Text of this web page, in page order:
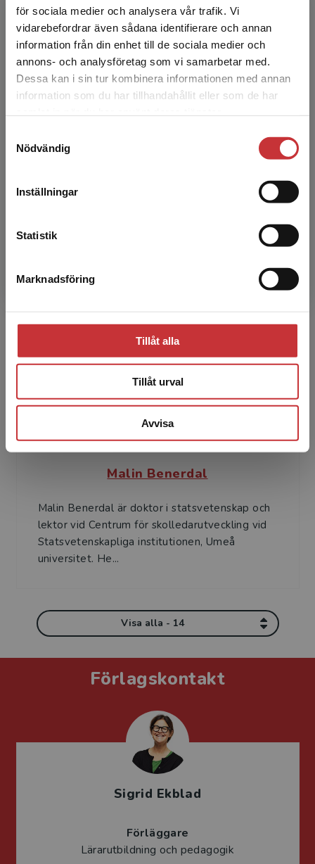
för sociala medier och analysera vår trafik. Vi
vidarebefordrar även sådana identifierare och annan
information från din enhet till de sociala medier och
annons- och analysföretag som vi samarbetar med.
Dessa kan i sin tur kombinera informationen med annan
information som du har tillhandahållit eller som de har
Nödvändig
Inställningar
Statistik
Marknadsföring
Tillåt alla
Tillåt urval
Avvisa
Begränsad fraktregion
Det verkar som att du besöker
studentlitteratur.se via en enhet utanför Sverige.
Vi erbjuder inte leveranser utanför Sverige. För
att kunna slutföra ett köp måste
Esbjörn Larsson
Esbjörn Larsson (f. 1968), professor i
utbildningshistoria och docent i historia vid
för de nationella proven i geografi samt som
Malin Benerdal
Malin Benerdal är doktor i statsvetenskap och
lektor vid Centrum för skolledarutveckling vid
Statsvetenskapliga institutionen, Umeå
universitet. He...
Visa alla - 14
Förlagskontakt
Sigrid Ekblad
Förläggare
Lärarutbildning och pedagogik